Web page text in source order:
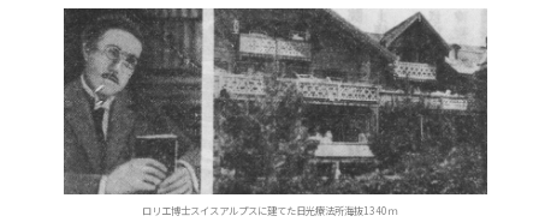
ロリエ博士スイスアルプスに建てた日光療法所海抜1340ｍ